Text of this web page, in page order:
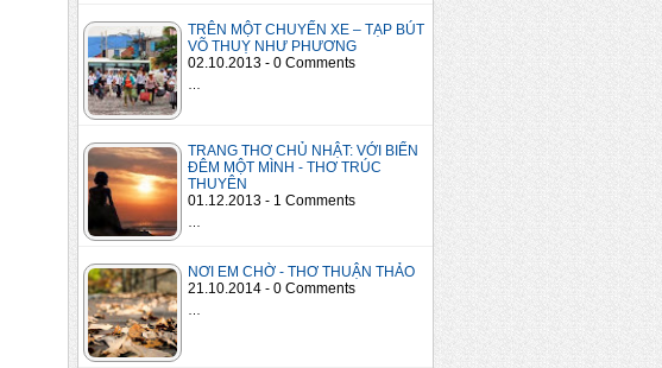
TRÊN MỘT CHUYẾN XE – TẠP BÚT
VÕ THUỴ NHƯ PHƯƠNG
02.10.2013 - 0 Comments
TRANG THƠ CHỦ NHẬT: VỚI BIỂN
ĐÊM MỘT MÌNH - THƠ TRÚC
THUYÊN
01.12.2013 - 1 Comments
NƠI EM CHỜ - THƠ THUẬN THẢO
21.10.2014 - 0 Comments